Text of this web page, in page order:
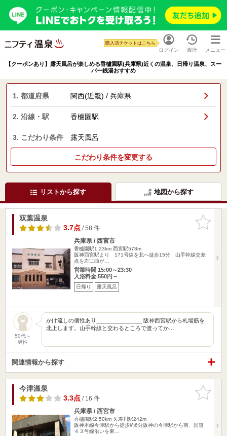
ログイン
購入済チケットはこちら
履歴 メニュー
【クーポンあり】露天風呂が楽しめる香櫨園駅(兵庫県)近くの温泉、日帰り温泉、スー
パー銭湯おすすめ
1. 都道府県 関西(近畿) / 兵庫県
2. 沿線・駅 香櫨園駅
3. こだわり条件 露天風呂
こだわり条件を変更する
リストから探す 地図から探す
お気に入
りに追加
双葉温泉
3.7点/ 58 件
兵庫県 / 西宮市
香櫨園駅1.23km 西宮駅578m
阪神西宮駅より 171号線を北へ徒歩15分 山手幹線交差
点を左に曲が…
営業時間 15:00～23:30
入浴料金 550円～
日帰り 露天風呂
50代～
男性
かけ流しの個性あり_______________ 阪神西宮駅から札場筋を
北上します。山手幹線と交わるところで渡ってか…
関連情報から探す
お気に入
りに追加
今津温泉
3.3点/ 16 件
兵庫県 / 西宮市
香櫨園駅2.50km 久寿川駅242m
阪神本線今津駅から徒歩約6分阪神の今津駅から南、国道
４３号線沿いを東…